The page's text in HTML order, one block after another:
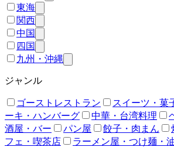
東海
関西
中国
四国
九州・沖縄
ジャンル
ゴーストレストラン スイーツ・菓
ーキ・ハンバーグ
中華・台湾料理
酒屋・バー
パン屋 餃子・肉まん
フェ・喫茶店
ラーメン屋・つけ麺・